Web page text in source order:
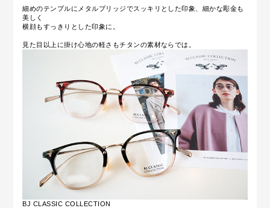
細めのテンプルにメタルブリッジでスッキリとした印象、細かな彫金も
美しく
横顔もすっきりとした印象に。
見た目以上に掛け心地の軽さもチタンの素材ならでは。
BJ CLASSIC COLLECTION